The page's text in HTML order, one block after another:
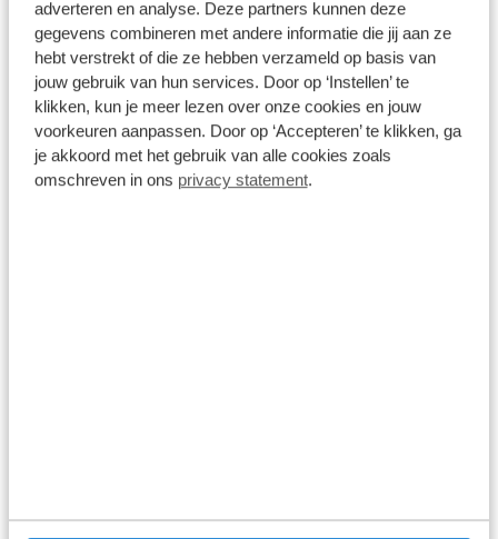
adverteren en analyse. Deze partners kunnen deze
gegevens combineren met andere informatie die jij aan ze
hebt verstrekt of die ze hebben verzameld op basis van
jouw gebruik van hun services. Door op ‘Instellen’ te
klikken, kun je meer lezen over onze cookies en jouw
voorkeuren aanpassen. Door op ‘Accepteren’ te klikken, ga
je akkoord met het gebruik van alle cookies zoals
omschreven in ons privacy statement.
Onderhoud
De auto toe aan onderhoud? Ga naar uw
dichtstbijzijnde (Broekhuis) merkdealer voor
onderhoud en meld dat de auto eigendom is van